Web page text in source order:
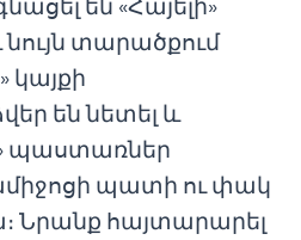
նույն տարածքում
կայքի
են նետել և
պաստառներ
պատի ու փակ
Նրանք հայտարարել